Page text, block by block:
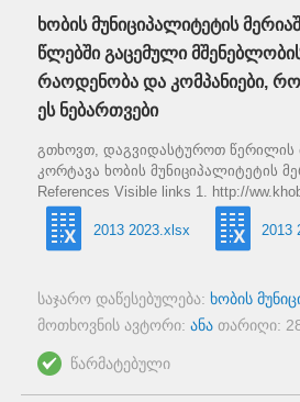
ხობის მუნიციპალიტეტის
წლებში გაცემული
რაოდენობა და კომპანიები,
ეს ნებართვები
გთხოვთ, დაგვიდასტუროთ წერილის
კორტავა ხობის მუნიციპალიტეტის
References Visible links 1. http://
2013 2023.xlsx 2013
საჯარო დაწესებულება: ხობის
მოთხოვნის ავტორი: ანა თარიღი:
წარმატებული